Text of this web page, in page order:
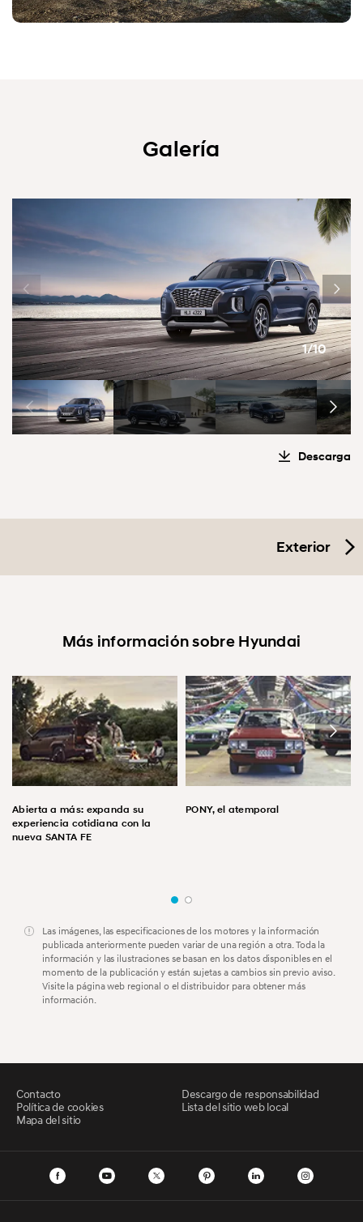
Galería
1/10
Descarga
Exterior
Más información sobre Hyundai
Abierta a más: expanda su
experiencia cotidiana con la
nueva SANTA FE
PONY, el atemporal
Las imágenes, las especificaciones de los motores y la información
publicada anteriormente pueden variar de una región a otra. Toda la
información y las ilustraciones se basan en los datos disponibles en el
momento de la publicación y están sujetas a cambios sin previo aviso.
Visite la página web regional o el distribuidor para obtener más
información.
Contacto
Descargo de responsabilidad
Política de cookies
Lista del sitio web local
Mapa del sitio